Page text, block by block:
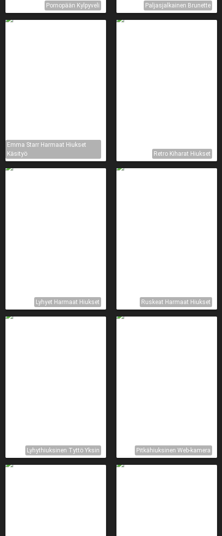
Pornopään Kylpyveli Paljasjalkainen Brunette
Emma Starr Harmaat Hiukset
Käsityö
Retro Kiharat Hiukset
Lyhyet Harmaat Hiukset Ruskeat Harmaat Hiukset
Lyhythiuksinen Tyttö Yksin Pitkähiuksinen Web-kamera